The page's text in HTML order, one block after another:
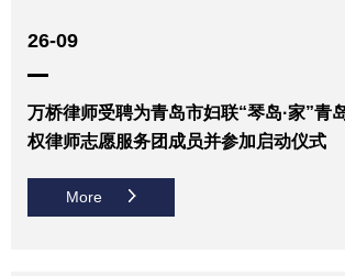
26-09
万桥律师受聘为青岛市妇联“琴岛·家”青
权律师志愿服务团成员并参加启动仪式
More